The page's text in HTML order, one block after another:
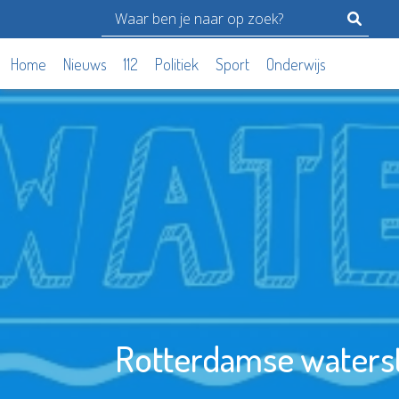
Home Nieuws 112 Politiek Sport Onderwijs
Rotterdamse